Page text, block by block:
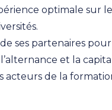
optimale sur
ses partenaires
et la
acteurs de la